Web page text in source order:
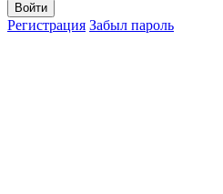
Регистрация Забыл пароль